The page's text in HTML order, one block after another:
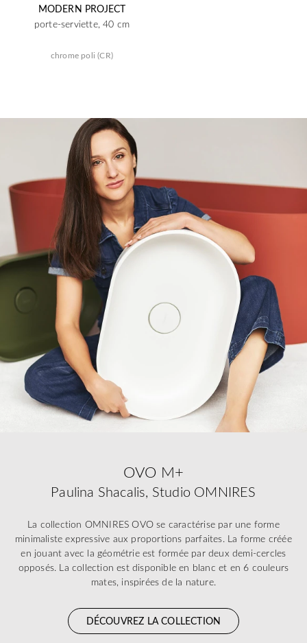
MODERN PROJECT
porte-serviette, 40 cm
chrome poli (CR)
OVO M+
Paulina Shacalis, Studio OMNIRES
La collection OMNIRES OVO se caractérise par une forme
minimaliste expressive aux proportions parfaites. La forme créée
en jouant avec la géométrie est formée par deux demi-cercles
opposés. La collection est disponible en blanc et en 6 couleurs
mates, inspirées de la nature.
DÉCOUVREZ LA COLLECTION